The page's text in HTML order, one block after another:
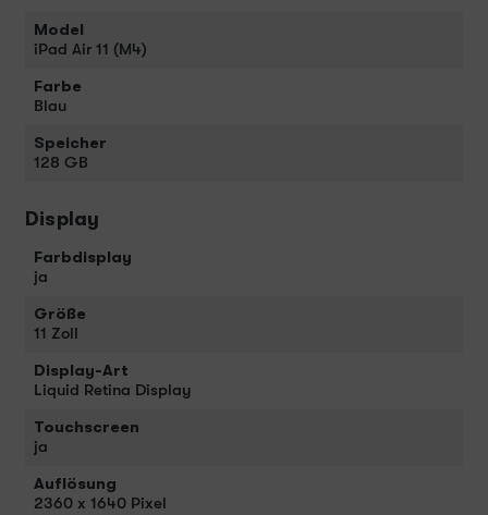
Model
iPad Air 11 (M4)
Farbe
Blau
Speicher
128 GB
Display
Farbdisplay
ja
Größe
11 Zoll
Display-Art
Liquid Retina Display
Touchscreen
ja
Auflösung
2360 x 1640 Pixel